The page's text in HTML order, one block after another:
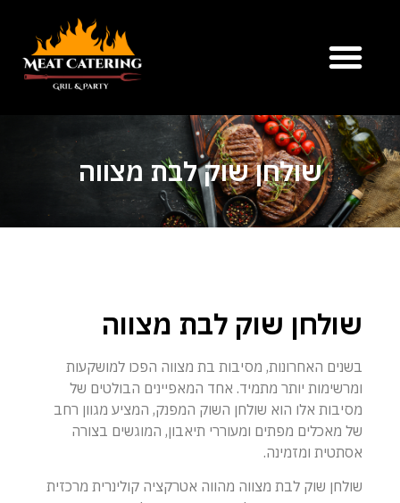
שולחן שוק לבת מצווה
שולחן שוק לבת מצווה
בשנים האחרונות, מסיבות בת מצווה הפכו למושקעות
ומרשימות יותר מתמיד. אחד המאפיינים הבולטים של
מסיבות אלו הוא שולחן השוק המפנק, המציע מגוון רחב
של מאכלים מפתים ומעוררי תיאבון, המוגשים בצורה
אסתטית ומזמינה.
שולחן שוק לבת מצווה מהווה אטרקציה קולינרית מרכזית